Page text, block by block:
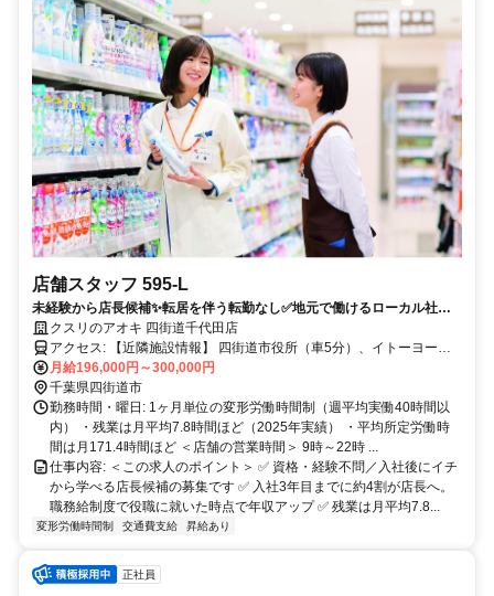
店舗スタッフ 595-L
未経験から店長候補✨転居を伴う転勤なし✅地元で働けるローカル社員
｜希望休月4日
クスリのアオキ 四街道千代田店
アクセス: 【近隣施設情報】 四街道市役所（車5分）、イトーヨーカ
ドー四街道店（車5分）、四街道駅（車5分） 【近隣学校情報】 愛国
学園大学（車5分）
月給196,000円～300,000円
千葉県四街道市
勤務時間・曜日: 1ヶ月単位の変形労働時間制（週平均実働40時間以
内） ・残業は月平均7.8時間ほど（2025年実績） ・平均所定労働時
間は月171.4時間ほど ＜店舗の営業時間＞ 9時～22時 ...
仕事内容: ＜この求人のポイント＞ ✅ 資格・経験不問／入社後にイチ
から学べる店長候補の募集です ✅ 入社3年目までに約4割が店長へ。
職務給制度で役職に就いた時点で年収アップ ✅ 残業は月平均7.8...
変形労働時間制 交通費支給 昇給あり
正社員